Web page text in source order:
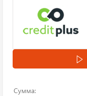
Сумма: